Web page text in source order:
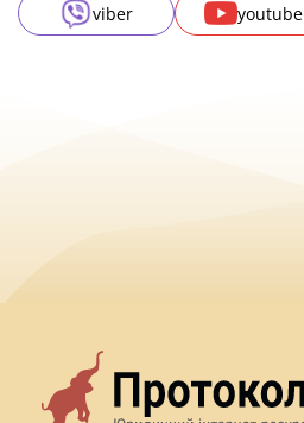
viber
youtube